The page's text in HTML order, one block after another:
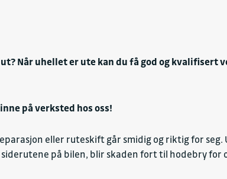
Når uhellet er ute kan du få god og kvalifisert
på verksted hos oss!
eller ruteskift går smidig og riktig for seg.
på bilen, blir skaden fort til hodebry for